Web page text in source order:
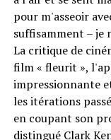
pour m'asseoir
suffisamment – je
La critique de
film « fleurit »,
impressionnante
les itérations
en coupant son
distingué Clark